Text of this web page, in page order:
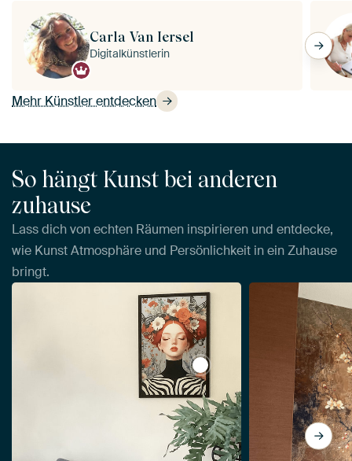
Mehr Künstler entdecken
Carla Van Iersel
Digitalkünstlerin
So hängt Kunst bei anderen
zuhause
Lass dich von echten Räumen inspirieren und entdecke,
wie Kunst Atmosphäre und Persönlichkeit in ein Zuhause
bringt.
View Bunter Frühling von